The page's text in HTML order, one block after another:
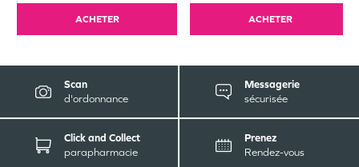
ACHETER ACHETER
Scan
d'ordonnance
Messagerie
sécurisée
Click and Collect
parapharmacie
Prenez
Rendez-vous